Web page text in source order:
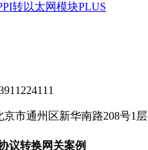
转以太网模块PLUS
京市通州区新华南路208号1层
议转换网关案例